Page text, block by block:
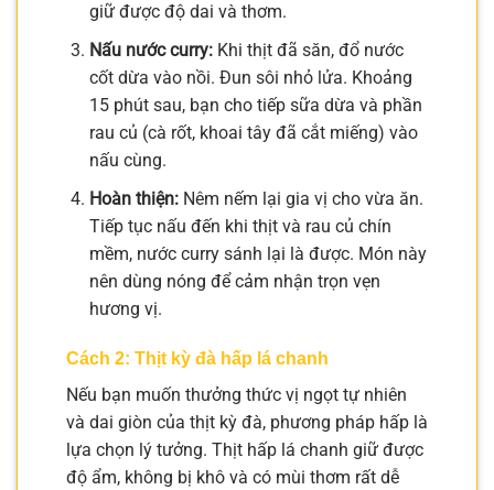
giữ được độ dai và thơm.
Nấu nước curry:Khi thịt đã săn, đổ nước
cốt dừa vào nồi. Đun sôi nhỏ lửa. Khoảng
15 phút sau, bạn cho tiếp sữa dừa và phần
rau củ (cà rốt, khoai tây đã cắt miếng) vào
nấu cùng.
Hoàn thiện:Nêm nếm lại gia vị cho vừa ăn.
Tiếp tục nấu đến khi thịt và rau củ chín
mềm, nước curry sánh lại là được. Món này
nên dùng nóng để cảm nhận trọn vẹn
hương vị.
Cách 2: Thịt kỳ đà hấp lá chanh
Nếu bạn muốn thưởng thức vị ngọt tự nhiên
và dai giòn của thịt kỳ đà, phương pháp hấp là
lựa chọn lý tưởng. Thịt hấp lá chanh giữ được
độ ẩm, không bị khô và có mùi thơm rất dễ